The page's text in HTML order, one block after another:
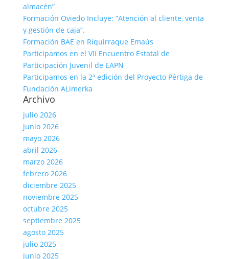
almacén”
Formación Oviedo Incluye: “Atención al cliente, venta
y gestión de caja”.
Formación BAE en Riquirraque Emaús
Participamos en el VII Encuentro Estatal de
Participación Juvenil de EAPN
Participamos en la 2ª edición del Proyecto Pértiga de
Fundación ALimerka
Archivo
julio 2026
junio 2026
mayo 2026
abril 2026
marzo 2026
febrero 2026
diciembre 2025
noviembre 2025
octubre 2025
septiembre 2025
agosto 2025
julio 2025
junio 2025